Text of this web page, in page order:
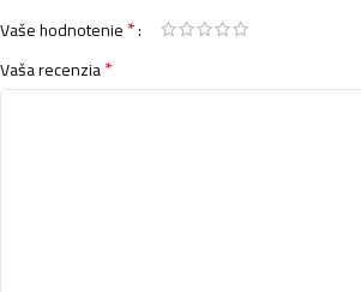
Vaše hodnotenie*
Vaša recenzia*